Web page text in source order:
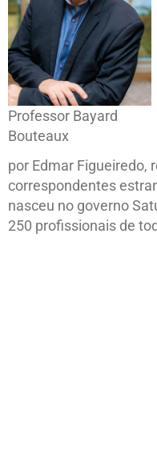
Professor Bayard
Bouteaux
por Edmar Figueiredo,
correspondentes
nasceu no governo
250 profissionais de